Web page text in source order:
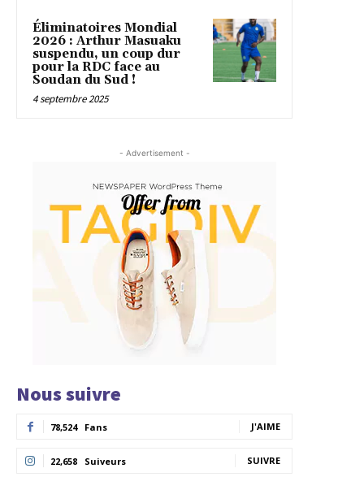
Éliminatoires Mondial
2026 : Arthur Masuaku
suspendu, un coup dur
pour la RDC face au
Soudan du Sud !
4 septembre 2025
- Advertisement -
Nous suivre
78,524 Fans J'AIME
22,658 Suiveurs SUIVRE